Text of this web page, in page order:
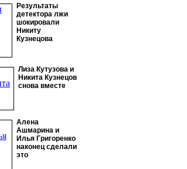
Результаты
детектора лжи
шокировали
Никиту
Кузнецова
Лиза Кутузова и
Никита Кузнецов
снова вместе
Алена
Ашмарина и
Илья Григоренко
наконец сделали
это